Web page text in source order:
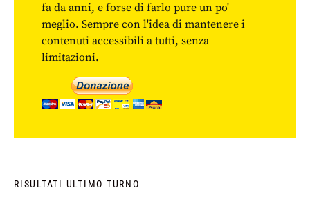
fa da anni, e forse di farlo pure un po'
meglio. Sempre con l'idea di mantenere i
contenuti accessibili a tutti, senza
limitazioni.
RISULTATI ULTIMO TURNO